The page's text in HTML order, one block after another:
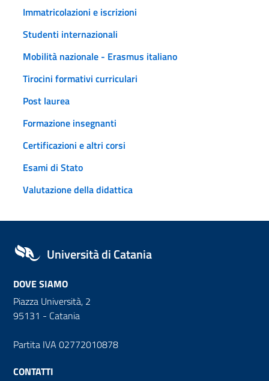
Immatricolazioni e iscrizioni
Studenti internazionali
Mobilità nazionale - Erasmus italiano
Tirocini formativi curriculari
Post laurea
Formazione insegnanti
Certificazioni e altri corsi
Esami di Stato
Valutazione della didattica
Università di Catania
DOVE SIAMO
Piazza Università, 2
95131 - Catania
Partita IVA 02772010878
CONTATTI